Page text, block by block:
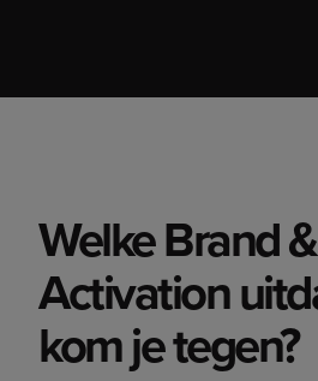
BEKIJK ALLE
Welke Brand &
Activation
kom je tegen?